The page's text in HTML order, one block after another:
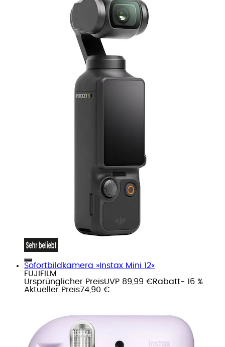
Sofortbildkamera »Instax Mini 12«
FUJIFILM
Ursprünglicher PreisUVP 89,99 €Rabatt- 16 %
Aktueller Preis74,90 €